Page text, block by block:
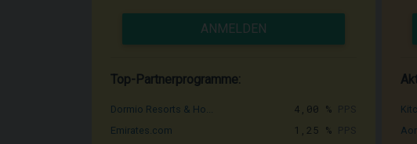
ANMELDEN
Top-Partnerprogramme:
Dormio Resorts & Ho... 4,00 %
Emirates.com 1,25 %